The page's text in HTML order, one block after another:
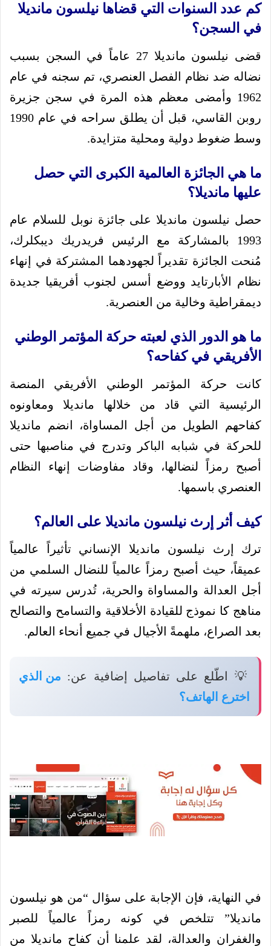
كم عدد السنوات التي قضاها نيلسون مانديلا
في السجن؟
قضى نيلسون مانديلا 27 عاماً في السجن بسبب
نضاله ضد نظام الفصل العنصري، تم سجنه في عام
1962 وأمضى معظم هذه المرة في سجن جزيرة
روبن القاسي، قبل أن يطلق سراحه في عام 1990
وسط ضغوط دولية ومحلية متزايدة.
ما هي الجائزة العالمية الكبرى التي حصل
عليها مانديلا؟
حصل نيلسون مانديلا على جائزة نوبل للسلام عام
1993 بالمشاركة مع الرئيس فريدريك ديبكلرك،
مُنحت الجائزة تقديراً لجهودهما المشتركة في إنهاء
نظام الأبارتايد ووضع أسس لجنوب أفريقيا جديدة
ديمقراطية وخالية من العنصرية.
ما هو الدور الذي لعبته حركة المؤتمر الوطني
الأفريقي في كفاحه؟
كانت حركة المؤتمر الوطني الأفريقي المنصة
الرئيسية التي قاد من خلالها مانديلا ومعاونوه
كفاحهم الطويل من أجل المساواة، انضم مانديلا
للحركة في شبابه الباكر وتدرج في مناصبها حتى
أصبح رمزاً لنضالها، وقاد مفاوضات إنهاء النظام
العنصري باسمها.
كيف أثر إرث نيلسون مانديلا على العالم؟
ترك إرث نيلسون مانديلا الإنساني تأثيراً عالمياً
عميقاً، حيث أصبح رمزاً عالمياً للنضال السلمي من
أجل العدالة والمساواة والحرية، تُدرس سيرته في
مناهج كا نموذج للقيادة الأخلاقية والتسامح والتصالح
بعد الصراع، ملهمةً الأجيال في جميع أنحاء العالم.
💡 اطّلع على تفاصيل إضافية عن: من الذي
اخترع الهاتف؟
في النهاية، فإن الإجابة على سؤال “من هو نيلسون
مانديلا” تتلخص في كونه رمزاً عالمياً للصبر
والغفران والعدالة، لقد علمنا أن كفاح مانديلا من